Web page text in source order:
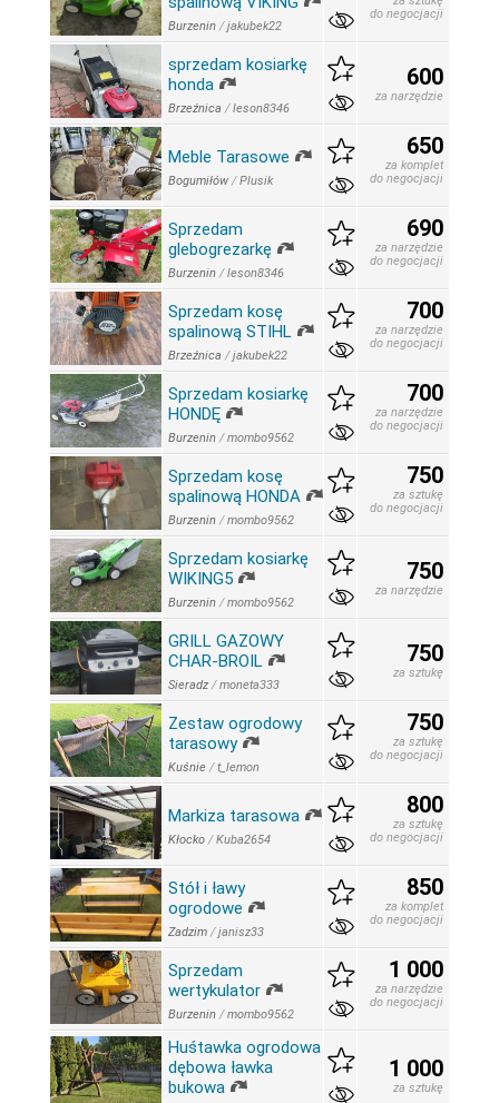
Burzenin /jakubek22
do negocjacji
sprzedam kosiarkę
honda
Brzeźnica /leson8346
600
za narzędzie
Meble Tarasowe
Bogumiłów /Plusik
650
za komplet
do negocjacji
Sprzedam
glebogrezarkę
Burzenin /leson8346
690
za narzędzie
do negocjacji
Sprzedam kosę
spalinową STIHL
Brzeźnica /jakubek22
700
za narzędzie
do negocjacji
Sprzedam kosiarkę
HONDĘ
Burzenin /mombo9562
700
za narzędzie
do negocjacji
Sprzedam kosę
spalinową HONDA
Burzenin /mombo9562
750
za sztukę
do negocjacji
Sprzedam kosiarkę
WIKING5
Burzenin /mombo9562
750
za narzędzie
GRILL GAZOWY
CHAR-BROIL
Sieradz /moneta333
750
za sztukę
Zestaw ogrodowy
tarasowy
Kuśnie /t_lemon
750
za sztukę
do negocjacji
Markiza tarasowa
Kłocko /Kuba2654
800
za sztukę
do negocjacji
Stół i ławy
ogrodowe
Zadzim /janisz33
850
za komplet
do negocjacji
Sprzedam
wertykulator
Burzenin /mombo9562
1 000
za narzędzie
do negocjacji
Huśtawka ogrodowa
dębowa ławka
bukowa
1 000
za sztukę